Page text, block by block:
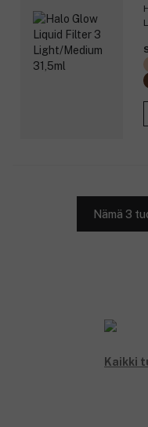
Nämä 3
Kaikki